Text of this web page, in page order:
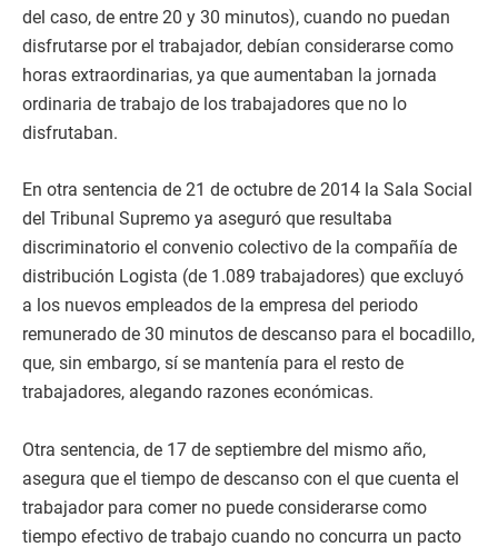
del caso, de entre 20 y 30 minutos), cuando no puedan
disfrutarse por el trabajador, debían considerarse como
horas extraordinarias, ya que aumentaban la jornada
ordinaria de trabajo de los trabajadores que no lo
disfrutaban.
En otra sentencia de 21 de octubre de 2014 la Sala Social
del Tribunal Supremo ya aseguró que resultaba
discriminatorio el convenio colectivo de la compañía de
distribución Logista (de 1.089 trabajadores) que excluyó
a los nuevos empleados de la empresa del periodo
remunerado de 30 minutos de descanso para el bocadillo,
que, sin embargo, sí se mantenía para el resto de
trabajadores, alegando razones económicas.
Otra sentencia, de 17 de septiembre del mismo año,
asegura que el tiempo de descanso con el que cuenta el
trabajador para comer no puede considerarse como
tiempo efectivo de trabajo cuando no concurra un pacto